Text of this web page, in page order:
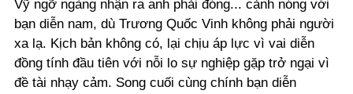
Vỹ ngỡ ngàng nhận ra anh phải đóng... cảnh nóng với
bạn diễn nam, dù Trương Quốc Vinh không phải người
xa lạ. Kịch bản không có, lại chịu áp lực vì vai diễn
đồng tính đầu tiên với nỗi lo sự nghiệp gặp trở ngại vì
đề tài nhạy cảm. Song cuối cùng chính bạn diễn